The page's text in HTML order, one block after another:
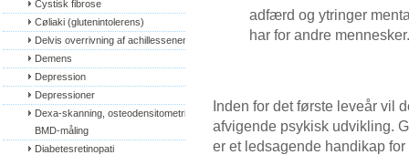
Cystisk fibrose
Cøliaki (glutenintolerens)
Delvis overrivning af achillessenen
Demens
Depression
Depressioner
Dexa-skanning, osteodensitometri,
BMD-måling
Diabetesretinopati
adfærd og ytringer
har for andre mennesker.
Inden for det første leveår vil
afvigende psykisk udvikling.
er et ledsagende handikap